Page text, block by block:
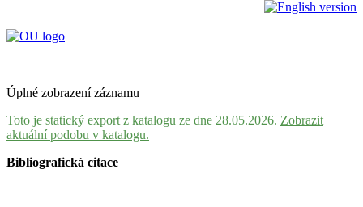
Úplné zobrazení záznamu
Toto je statický export z katalogu ze dne 28.05.2026. Zobrazit
aktuální podobu v katalogu.
Bibliografická citace